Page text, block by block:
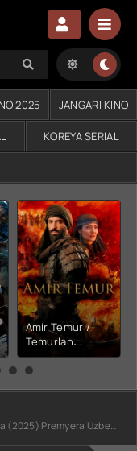
2025 JANGARI KINO
KOREYA SERIAL
Amir Temur /
Temurlan:
Fathchining
yuksalishi
tarjima kino Full
HD tas-ix
Premyera Uzbek tilida